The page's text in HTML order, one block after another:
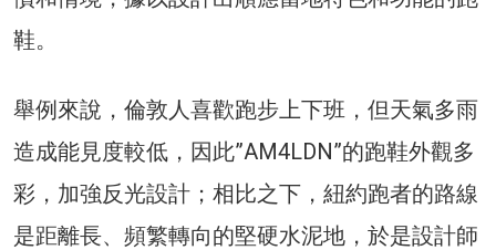
鞋。
舉例來說，倫敦人喜歡跑步上下班，但天氣多雨
造成能見度較低，因此”AM4LDN”的跑鞋外觀多
彩，加強反光設計；相比之下，紐約跑者的路線
是距離長、頻繁轉向的堅硬水泥地，於是設計師